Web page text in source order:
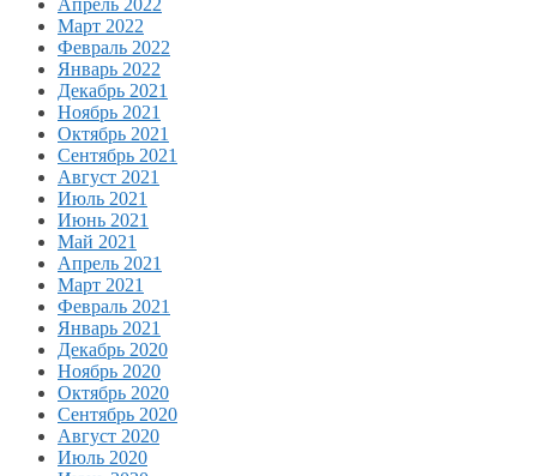
Апрель 2022
Март 2022
Февраль 2022
Январь 2022
Декабрь 2021
Ноябрь 2021
Октябрь 2021
Сентябрь 2021
Август 2021
Июль 2021
Июнь 2021
Май 2021
Апрель 2021
Март 2021
Февраль 2021
Январь 2021
Декабрь 2020
Ноябрь 2020
Октябрь 2020
Сентябрь 2020
Август 2020
Июль 2020